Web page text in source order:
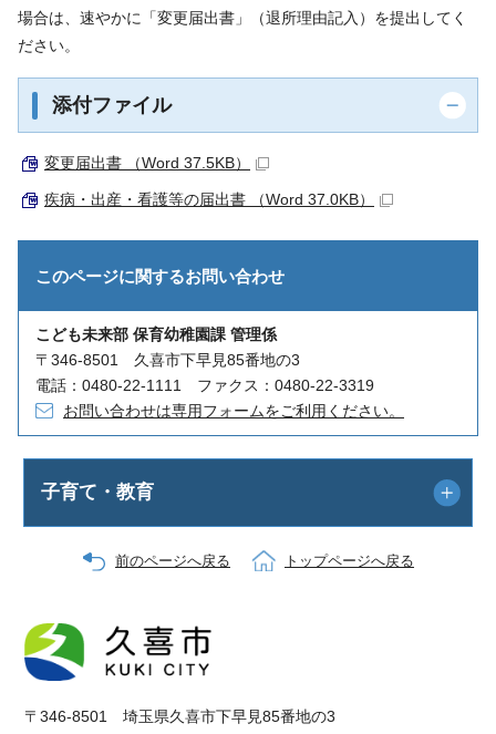
場合は、速やかに「変更届出書」（退所理由記入）を提出してく
ださい。
添付ファイル
変更届出書 （Word 37.5KB）
疾病・出産・看護等の届出書 （Word 37.0KB）
このページに関するお問い合わせ
こども未来部 保育幼稚園課 管理係
〒346-8501 久喜市下早見85番地の3
電話：0480-22-1111 ファクス：0480-22-3319
お問い合わせは専用フォームをご利用ください。
子育て・教育
前のページへ戻る トップページへ戻る
〒346-8501 埼玉県久喜市下早見85番地の3